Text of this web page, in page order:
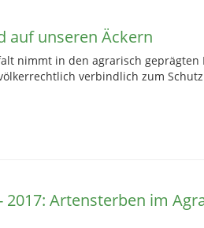
auf unseren Äckern
nimmt in den agrarisch geprägten
verbindlich zum
2017: Artensterben im